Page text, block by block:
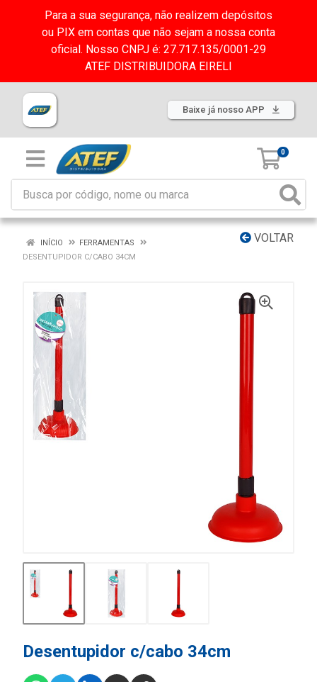
Para a sua segurança, não realizem depósitos
ou PIX em contas que não sejam a nossa conta
oficial. Nosso CNPJ é: 27.717.135/0001-29
ATEF DISTRIBUIDORA EIRELI
Baixe já nosso APP
0
VOLTAR
INÍCIO
FERRAMENTAS
DESENTUPIDOR C/CABO 34CM
Desentupidor c/cabo 34cm